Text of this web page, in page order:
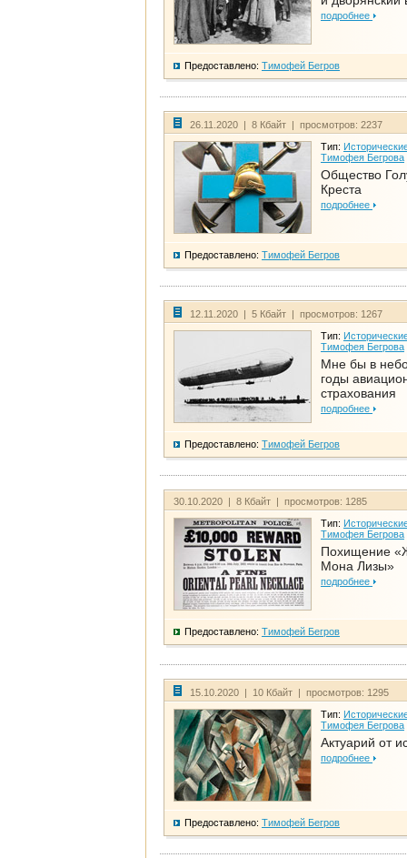
подробнее
Предоставлено: Тимофей Бегров
26.11.2020 | 8 Кбайт | просмотров: 2237
Тип:
Тимофея Бегрова
Общество
Креста
подробнее
Предоставлено: Тимофей Бегров
12.11.2020 | 5 Кбайт | просмотров: 1267
Тип:
Тимофея Бегрова
Мне бы в
годы
страхования
подробнее
Предоставлено: Тимофей Бегров
30.10.2020 | 8 Кбайт | просмотров: 1285
Тип:
Тимофея Бегрова
Похищение
Мона Лизы»
подробнее
Предоставлено: Тимофей Бегров
15.10.2020 | 10 Кбайт | просмотров: 1295
Тип:
Тимофея Бегрова
Актуарий от
подробнее
Предоставлено: Тимофей Бегров